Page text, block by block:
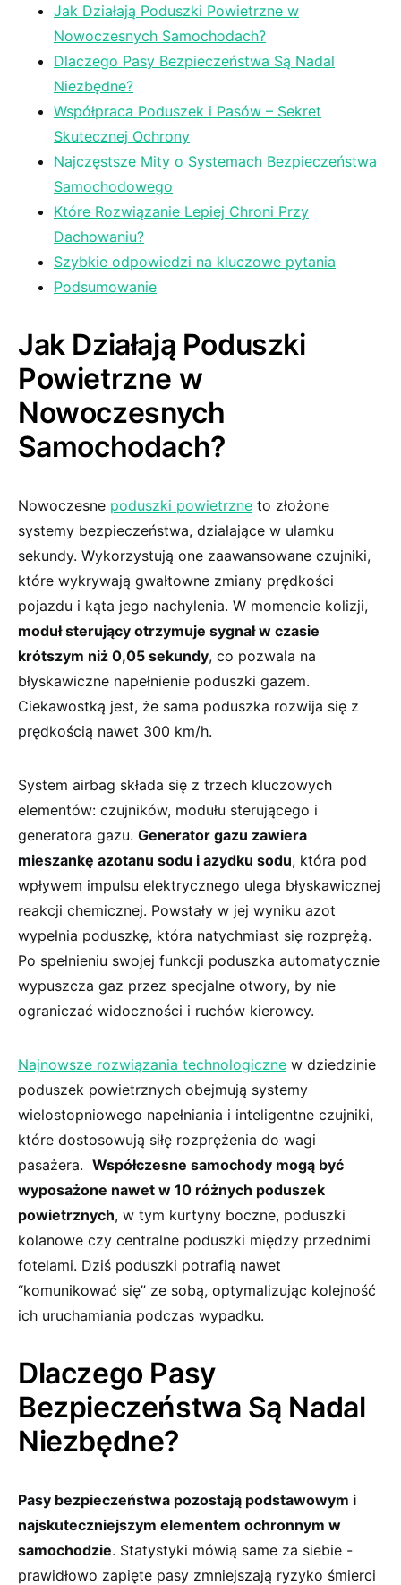
Jak ⁤Działają ⁣Poduszki Powietrzne w
Nowoczesnych Samochodach?
Dlaczego Pasy Bezpieczeństwa Są Nadal
Niezbędne?
Współpraca Poduszek i Pasów – Sekret
‌Skutecznej Ochrony
Najczęstsze Mity o Systemach Bezpieczeństwa
Samochodowego
Które Rozwiązanie Lepiej Chroni Przy
Dachowaniu?
Szybkie odpowiedzi na kluczowe ⁤pytania
Podsumowanie
Jak​ Działają Poduszki
Powietrzne w
Nowoczesnych
⁢Samochodach?
Nowoczesne poduszki powietrzne to złożone
systemy bezpieczeństwa, działające w ułamku
sekundy. Wykorzystują‍ one zaawansowane czujniki,
‍które wykrywają gwałtowne zmiany prędkości
pojazdu i ‍kąta jego nachylenia. W‌ momencie kolizji,
moduł sterujący otrzymuje sygnał w czasie‌
krótszym niż ‍0,05 sekundy, co pozwala na
błyskawiczne napełnienie poduszki gazem.
Ciekawostką jest, że sama poduszka rozwija się z‌
prędkością nawet 300 km/h.
System airbag składa się z trzech kluczowych
elementów: czujników, modułu sterującego i
⁢generatora gazu.⁢ Generator gazu zawiera
mieszankę ⁣azotanu sodu i‍ azydku‌ sodu, która pod
wpływem⁤ impulsu elektrycznego ulega błyskawicznej
reakcji chemicznej. Powstały ⁤w jej wyniku azot
⁢wypełnia poduszkę, ⁢która natychmiast się rozprężą.
Po spełnieniu swojej funkcji poduszka automatycznie
wypuszcza ⁢gaz przez specjalne otwory, by nie
ograniczać‍ widoczności i ruchów kierowcy.
Najnowsze rozwiązania technologiczne w⁤ dziedzinie
poduszek powietrznych​ obejmują systemy
wielostopniowego napełniania i inteligentne czujniki,
które dostosowują siłę rozprężenia do wagi
pasażera. ⁢ Współczesne samochody mogą być
wyposażone nawet w 10 różnych poduszek
powietrznych, w tym kurtyny boczne, poduszki
kolanowe czy centralne poduszki między przednimi
fotelami. Dziś poduszki⁣ potrafią nawet
“komunikować się” ze sobą, optymalizując kolejność
‌ich uruchamiania podczas wypadku.
Dlaczego Pasy
Bezpieczeństwa ⁤Są Nadal
Niezbędne?
Pasy bezpieczeństwa pozostają podstawowym i‌
najskuteczniejszym elementem ochronnym w
samochodzie. Statystyki⁢ mówią same za siebie -​
prawidłowo ⁤zapięte pasy⁢ zmniejszają ryzyko śmierci